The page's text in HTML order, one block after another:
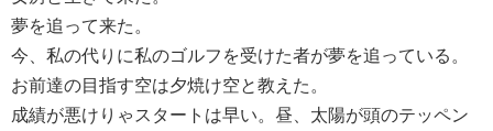
夢を追って来た。
今、私の代りに私のゴルフを受けた者が夢を追っている。
お前達の目指す空は夕焼け空と教えた。
成績が悪けりゃスタートは早い。昼、太陽が頭のテッペン